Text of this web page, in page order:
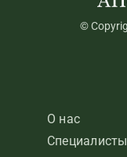
©
О нас
Специалисты